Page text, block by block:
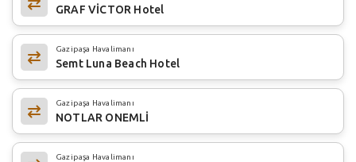
GRAF VİCTOR Hotel
Gazipaşa Havalimanı
Semt Luna Beach Hotel
Gazipaşa Havalimanı
NOTLAR ONEMLİ
Gazipaşa Havalimanı